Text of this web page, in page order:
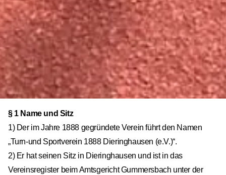
§ 1 Name und Sitz
1) Der im Jahre 1888 gegründete Verein führt den Namen
„Turn-und Sportverein 1888 Dieringhausen (e.V.)“.
2) Er hat seinen Sitz in Dieringhausen und ist in das
Vereinsregister beim Amtsgericht Gummersbach unter der